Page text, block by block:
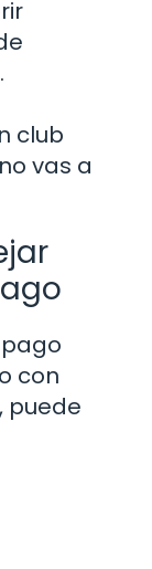
club
vas a
con
puede